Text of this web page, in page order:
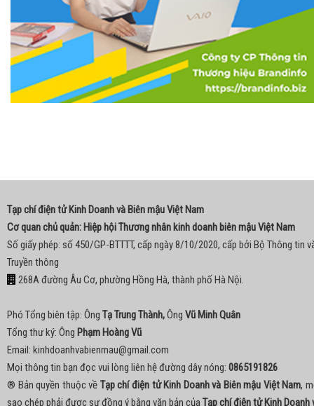
Tạp chí điện tử Kinh Doanh và Biên mậu Việt Nam
Cơ quan chủ quản: Hiệp hội Thương nhân kinh doanh biên mậu Việt Nam
Số giấy phép: số 450/GP-BTTTT, cấp ngày 8/10/2020, cấp bởi Bộ Thông tin
Truyền thông
268A đường Âu Cơ, phường Hồng Hà, thành phố Hà Nội.
Phó Tổng biên tập: Ông Tạ Trung Thành,Ông Vũ Minh Quân
Tổng thư ký: Ông Phạm Hoàng Vũ
Email: kinhdoanhvabienmau@gmail.com
Mọi thông tin bạn đọc vui lòng liên hệ đường dây nóng: 0865191826
® Bản quyền thuộc về Tạp chí điện tử Kinh Doanh và Biên mậu Việt Nam,
sao chép phải được sự đồng ý bằng văn bản củaTạp chí điện tử Kinh Doanh